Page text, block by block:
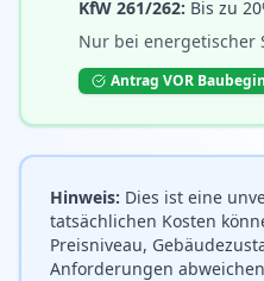
KfW 261/262: Bis zu 20
Nur bei energetischer
Antrag VOR
Hinweis: Dies ist eine
tatsächlichen Kosten
Preisniveau,
Anforderungen